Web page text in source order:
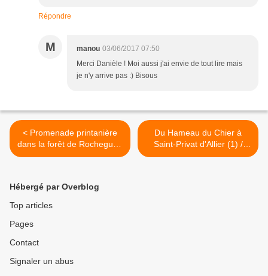
Répondre
M manou 03/06/2017 07:50
Merci Danièle ! Moi aussi j'ai envie de tout lire mais
je n'y arrive pas :) Bisous
< Promenade printanière
dans la forêt de Rochegude
(2) / Balade en Haute-Loire
Du Hameau du Chier à
Saint-Privat d'Allier (1) /
Balade en Haute-Loire >
Hébergé par Overblog
Top articles
Pages
Contact
Signaler un abus